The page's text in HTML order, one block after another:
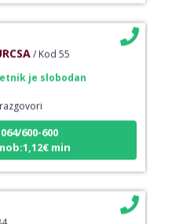
600-600
min